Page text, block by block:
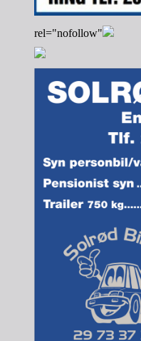
rel="nofollow"